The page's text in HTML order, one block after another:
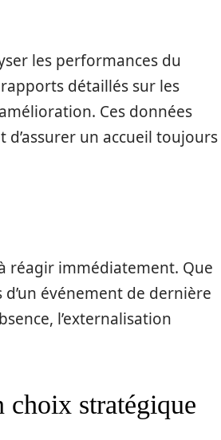
les performances du
détaillés sur les
Ces données
un accueil toujours
réagir immédiatement. Que
événement de dernière
l’externalisation
choix stratégique